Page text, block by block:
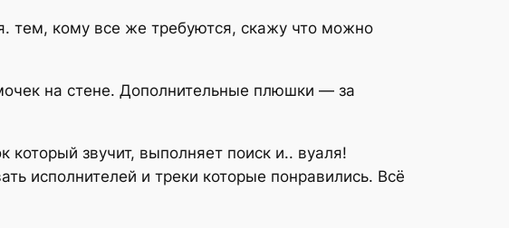
кому все же требуются, скажу что можно
на стене. Дополнительные плюшки — за
звучит, выполняет поиск и.. вуаля!
исполнителей и треки которые понравились. Всё